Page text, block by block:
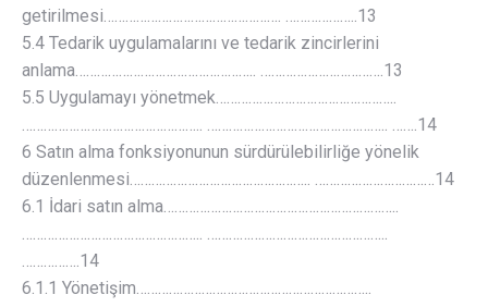
getirilmesi…………………………………………. ………………..13
5.4 Tedarik uygulamalarını ve tedarik zincirlerini
anlama………………………………………….. …………………………….13
5.5 Uygulamayı yönetmek…………………………………………..
………………………………………….. ………………………………………….. …….14
6 Satın alma fonksiyonunun sürdürülebilirliğe yönelik
düzenlenmesi………………………………………….. ……………………………14
6.1 İdari satın alma………………………………………………………..
………………………………………….. …………………………………………..
…………….14
6.1.1 Yönetişim………………………………………………………..